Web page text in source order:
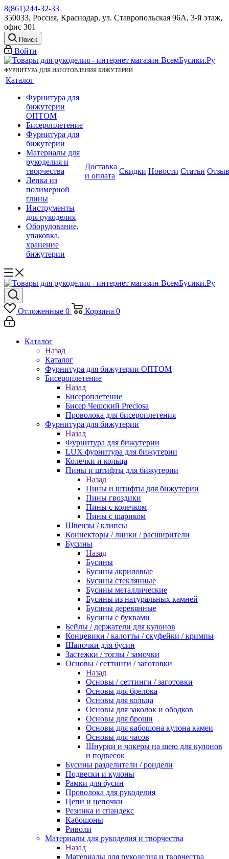
8(861)244-32-33
350033, Россия, Краснодар, ул. Ставропольская 96А, 3-й этаж,
офис 301
Поиск
Войти
ФУРНИТУРА ДЛЯ ИЗГОТОВЛЕНИЯ БИЖУТЕРИИ
Каталог
Фурнитура для
бижутерии
ОПТОМ
Бисероплетение
Фурнитура для
бижутерии
Материалы для
рукоделия и
творчества
Лепка из
полимерной
глины
Инструменты
для рукоделия
Оборудование,
упаковка,
хранение
бижутерии
Доставка
и оплата
Скидки Новости Статьи
Отложенные 0 Корзина 0
Каталог
Назад
Каталог
Фурнитура для бижутерии ОПТОМ
Бисероплетение
Назад
Бисероплетение
Бисер Чешский Preciosa
Проволока для бисероплетения
Фурнитура для бижутерии
Назад
Фурнитура для бижутерии
LUX фурнитура для бижутерии
Колечки и кольца
Пины и штифты для бижутерии
Назад
Пины и штифты для бижутерии
Пины гвоздики
Пины с колечком
Пины с шариком
Швензы / клипсы
Коннекторы / линки / расширители
Бусины
Назад
Бусины
Бусины акриловые
Бусины стеклянные
Бусины металлические
Бусины из натуральных камней
Бусины деревянные
Бусины с буквами
Бейлы / держатели для кулонов
Концевики / калотты / скуфейки / кримпы
Шапочки для бусин
Застежки / тоглы / замочки
Основы / сеттинги / заготовки
Назад
Основы / сеттинги / заготовки
Основы для брелока
Основы для кольца
Основы для заколок и ободков
Основы для броши
Основы для кабошона кулона камеи
Основы для часов
Шнурки и чокеры на шею для кулонов
и подвесок
Бусины разделители / рондели
Подвески и кулоны
Рамки для бусин
Проволока для рукоделия
Цепи и цепочки
Резинка и спандекс
Кабошоны
Риволи
Материалы для рукоделия и творчества
Назад
Материалы для рукоделия и творчества